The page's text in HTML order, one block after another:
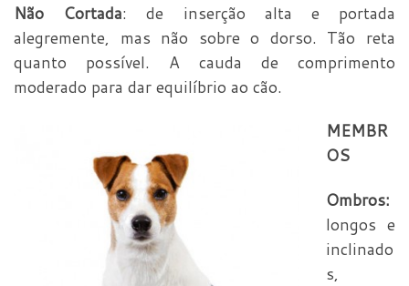
Não Cortada: de inserção alta e portada
alegremente, mas não sobre o dorso. Tão reta
quanto possível. A cauda de comprimento
moderado para dar equilíbrio ao cão.
MEMBR
OS
Ombros:
longos e
inclinado
s,